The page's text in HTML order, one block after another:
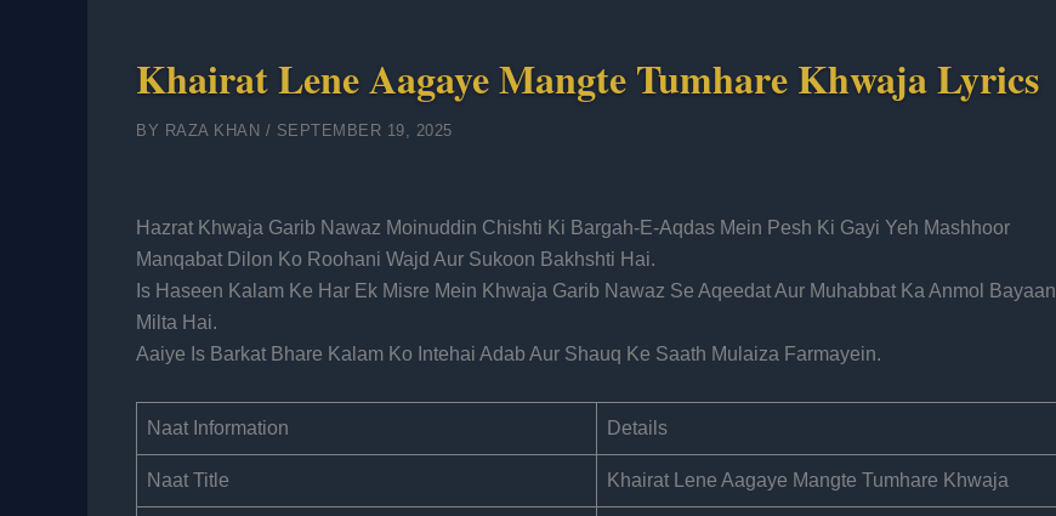
Khairat Lene Aagaye Mangte Tumhare Khwaja Lyrics
BY RAZA KHAN / SEPTEMBER 19, 2025
Hazrat Khwaja Garib Nawaz Moinuddin Chishti Ki Bargah-E-Aqdas Mein Pesh Ki Gayi Yeh Mashhoor
Manqabat Dilon Ko Roohani Wajd Aur Sukoon Bakhshti Hai.
Is Haseen Kalam Ke Har Ek Misre Mein Khwaja Garib Nawaz Se Aqeedat Aur Muhabbat Ka Anmol Bayaan
Milta Hai.
Aaiye Is Barkat Bhare Kalam Ko Intehai Adab Aur Shauq Ke Saath Mulaiza Farmayein.
Naat Information Details
Naat Title Khairat Lene Aagaye Mangte Tumhare Khwaja